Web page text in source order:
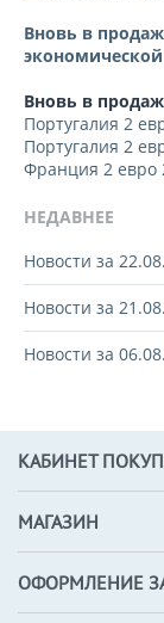
Вновь в
Вновь в
Португалия 2
Португалия 2
Франция 2 евро
НЕДАВНЕЕ
Новости за
Новости за
Новости за
КАБИНЕТ
МАГАЗИН
ОФОРМЛЕНИЕ